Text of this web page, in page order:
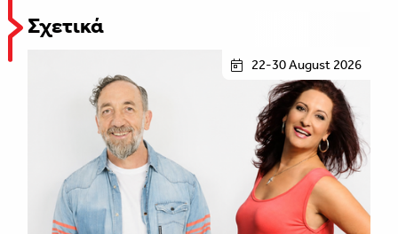
Σχετικά
22-30 August 2026